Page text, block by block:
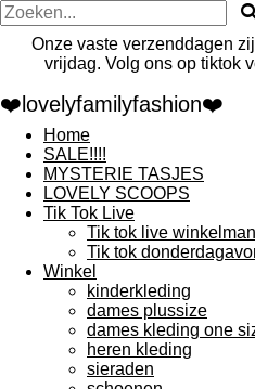
Onze vaste verzenddagen
vrijdag. Volg ons op tiktok
❤️lovelyfamilyfashion❤️
Home
SALE!!!!
MYSTERIE TASJES
LOVELY SCOOPS
Tik Tok Live
Tik tok live
Tik tok
Winkel
kinderkleding
dames plussize
dames kleding one
heren kleding
sieraden